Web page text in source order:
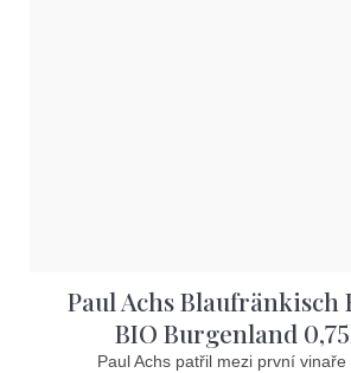
Paul Achs Blaufränkisch
BIO Burgenland
Paul Achs patřil mezi první vinaře